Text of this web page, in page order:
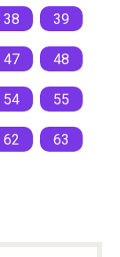
38 39
47 48
54 55
62 63